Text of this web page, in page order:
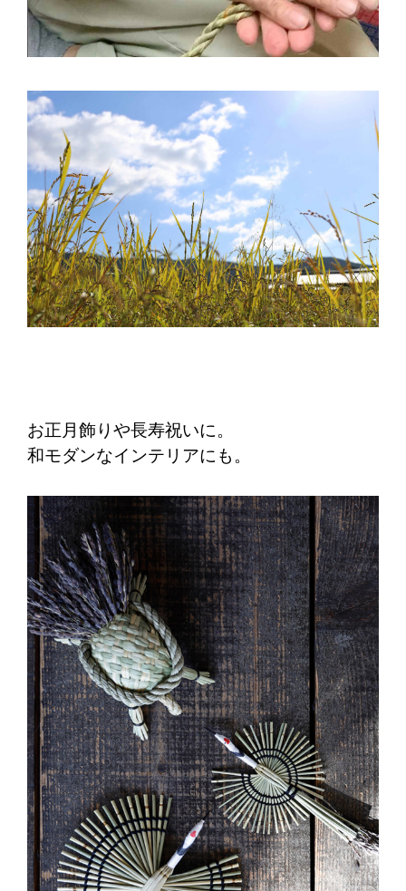
お正月飾りや長寿祝いに。
和モダンなインテリアにも。